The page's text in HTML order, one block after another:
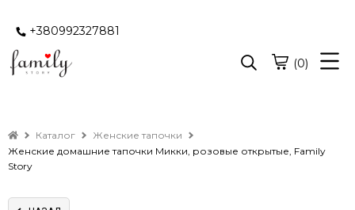
+380992327881
(0)
Каталог
Женские тапочки
Женские домашние тапочки Микки, розовые открытые, Family
Story